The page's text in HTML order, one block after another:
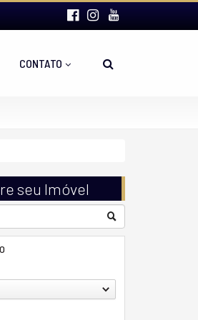
CONTATO
seu Imóvel